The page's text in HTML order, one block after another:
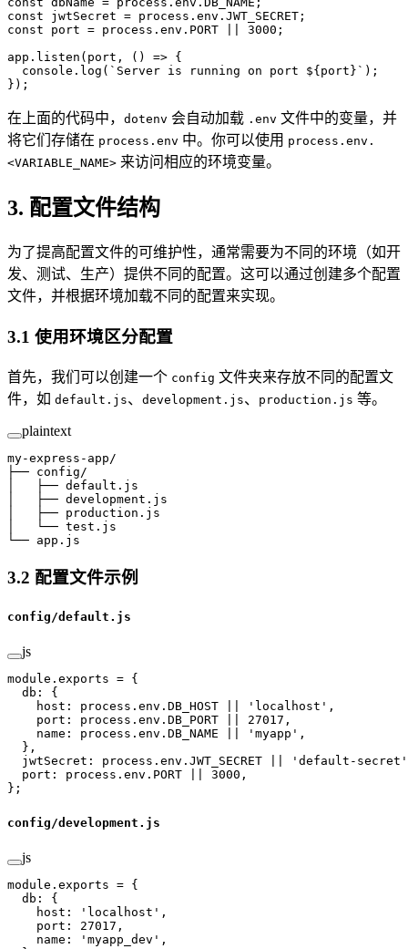
const jwtSecret = process.env. JWT_SECRET ;
const port = process.env. PORT 3000 ;
app. listen (port, () => {
  console.
log ( `Server is running on port ${ port }` );
});
在上面的代码中， dotenv 会自动加载 .env 文件中的变量，并
将它们存储在 process.env 中。你可以使用 process.env.
<VARIABLE_NAME> 来访问相应的环境变量。
3. 配置文件结构
为了提高配置文件的可维护性，通常需要为不同的环境（如开
发、测试、生产）提供不同的配置。这可以通过创建多个配置
文件，并根据环境加载不同的配置来实现。
3.1 使用环境区分配置
首先，我们可以创建一个 config 文件夹来存放不同的配置文
件，如 default.js、 development.js、 production.js 等。
plaintext
my-express-app/
├── config/
│   ├── default.js
│   ├── development.js
│   ├── production.js
│   └── test.js
└── app.js
3.2 配置文件示例
config/default.js
js
module . exports = {
  db: {
    host: process.env.
DB_HOST 'localhost' ,
    port: process.env.
DB_PORT 27017 ,
    name: process.env.
DB_NAME 'myapp' ,
  },
  jwtSecret: process.env.
JWT_SECRET
'default-secret'
  port: process.env.
PORT 3000 ,
};
config/development.js
js
module . exports = {
  db: {
    host:
'localhost' ,
    port:
27017 ,
    name:
'myapp_dev' ,